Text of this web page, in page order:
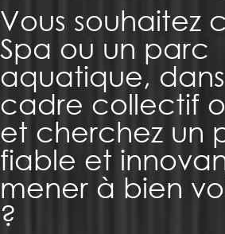
Vous souhaitez
Spa ou un parc
aquatique,
cadre collectif
et cherchez un
fiable et
mener à bien
?